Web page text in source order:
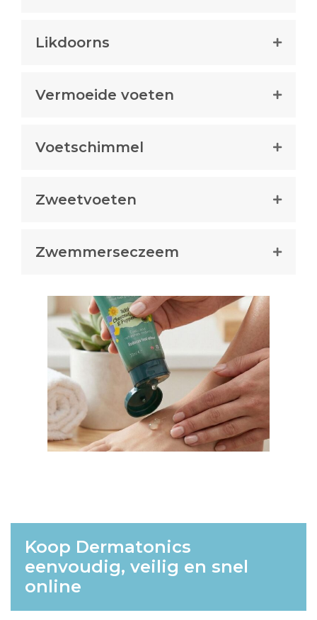
Likdoorns
Vermoeide voeten
Voetschimmel
Zweetvoeten
Zwemmerseczeem
Koop Dermatonics
eenvoudig, veilig en snel
online